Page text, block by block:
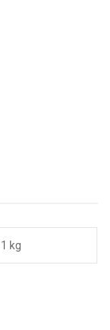
1 kg